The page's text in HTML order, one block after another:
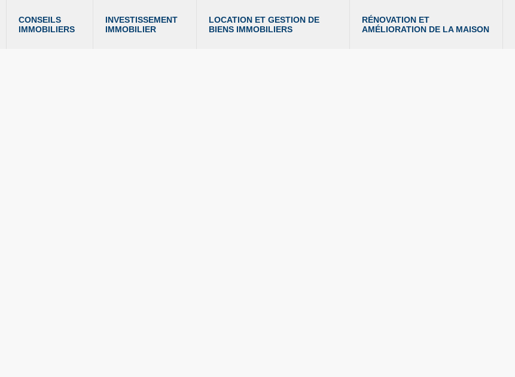
CONSEILS
IMMOBILIERS
INVESTISSEMENT
IMMOBILIER
LOCATION ET GESTION DE
BIENS IMMOBILIERS
RÉNOVATION ET
AMÉLIORATION DE LA MAISON